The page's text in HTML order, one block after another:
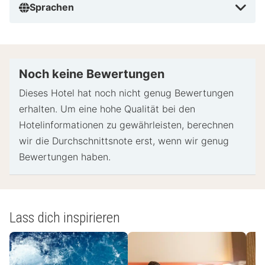
Sprachen
Noch keine Bewertungen
Dieses Hotel hat noch nicht genug Bewertungen
erhalten. Um eine hohe Qualität bei den
Hotelinformationen zu gewährleisten, berechnen
wir die Durchschnittsnote erst, wenn wir genug
Bewertungen haben.
Lass dich inspirieren